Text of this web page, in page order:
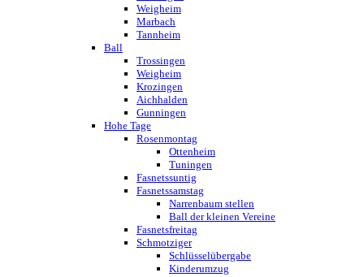
Weigheim
Marbach
Tannheim
Ball
Trossingen
Weigheim
Krozingen
Aichhalden
Gunningen
Hohe Tage
Rosenmontag
Ottenheim
Tuningen
Fasnetssuntig
Fasnetssamstag
Narrenbaum stellen
Ball der kleinen Vereine
Fasnetsfreitag
Schmotziger
Schlüsselübergabe
Kinderumzug